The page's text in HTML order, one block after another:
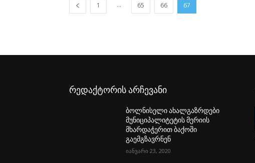
1 ... 65 66 67
რედაქტორის არჩევანი
ბოლნისელი ახალგაზრდები
მუნიციპალიტეტის მერიის
მხარდაჭერით ბაქოში
გაემგზავრნენ
იანვარი 23, 2020